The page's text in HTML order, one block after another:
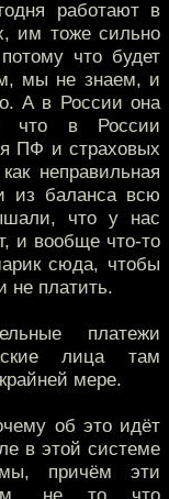
работают в
им тоже сильно
что будет
мы не знаем, и
А в России она
что в России
ПФ и страховых
неправильная
из баланса всю
что у нас
и вообще что-то
сюда, чтобы
не платить.
платежи
лица там
мере.
об это идёт
в этой системе
причём эти